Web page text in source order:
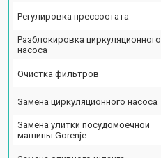
Регулировка прессостата
Разблокировка циркуляционного
насоса
Очистка фильтров
Замена циркуляционного насоса
Замена улитки посудомоечной
машины Gorenje